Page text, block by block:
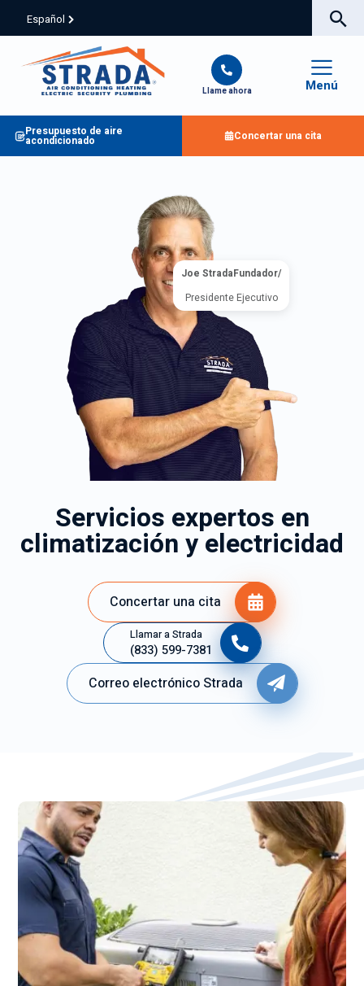
Español
Llame ahora Menú
Presupuesto de aire
acondicionado Concertar una cita
Joe StradaFundador/
Presidente Ejecutivo
Servicios expertos en
climatización y electricidad
Concertar una cita
Llamar a Strada
(833) 599-7381
Correo electrónico Strada